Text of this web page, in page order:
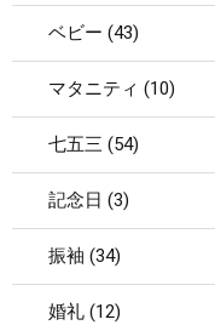
ベビー (43)
マタニティ (10)
七五三 (54)
記念日 (3)
振袖 (34)
婚礼 (12)